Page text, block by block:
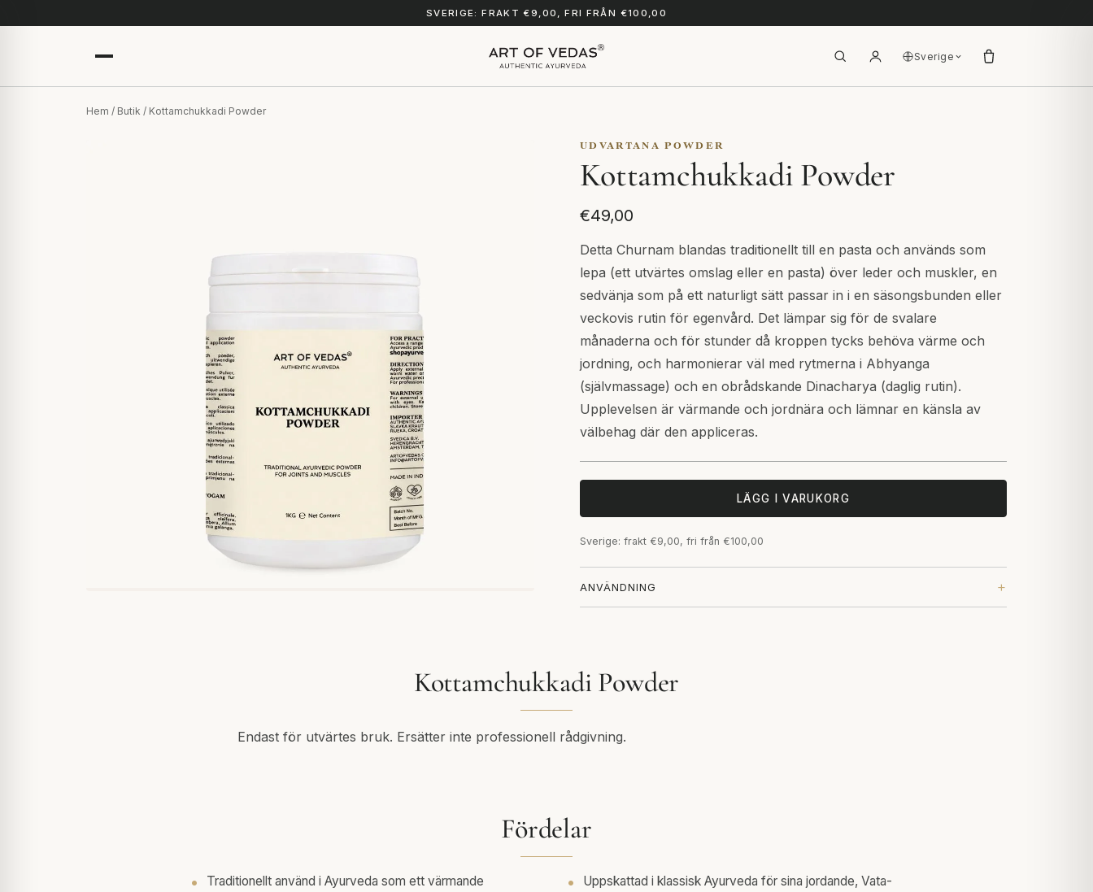
SVERIGE: FRAKT €9,00, FRI FRÅN €100,00
Sverige
Hem / Butik / Kottamchukkadi Powder
UDVARTANA POWDER
Kottamchukkadi Powder
€49,00
Detta Churnam blandas traditionellt till en pasta och används som
lepa (ett utvärtes omslag eller en pasta) över leder och muskler, en
sedvänja som på ett naturligt sätt passar in i en säsongsbunden eller
veckovis rutin för egenvård. Det lämpar sig för de svalare
månaderna och för stunder då kroppen tycks behöva värme och
jordning, och harmonierar väl med rytmerna i Abhyanga
(självmassage) och en obrådskande Dinacharya (daglig rutin).
Upplevelsen är värmande och jordnära och lämnar en känsla av
välbehag där den appliceras.
LÄGG I VARUKORG
Sverige: frakt €9,00, fri från €100,00
ANVÄNDNING
Kottamchukkadi Powder
Endast för utvärtes bruk. Ersätter inte professionell rådgivning.
Fördelar
Traditionellt använd i Ayurveda som ett värmande
Uppskattad i klassisk Ayurveda för sina jordande, Vata-